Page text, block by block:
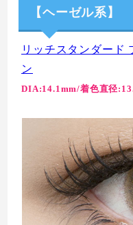
【ヘーゼル系】
リッチスタンダード
ン
DIA:14.1mm/着色直径